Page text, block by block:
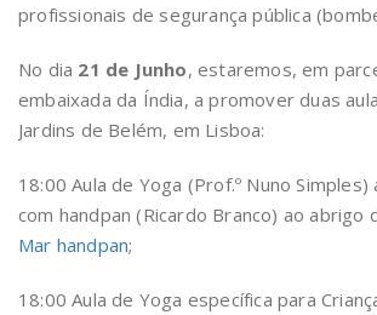
profissionais de segurança pública
No dia 21 de Junho, estaremos, em
embaixada da Índia, a promover duas
Jardins de Belém, em Lisboa:
18:00 Aula de Yoga (Prof.º Nuno Simples)
com handpan (Ricardo Branco) ao abrigo
Mar handpan;
18:00 Aula de Yoga específica para